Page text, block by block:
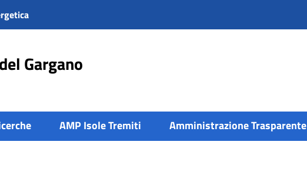
Gargano
AMP Isole Tremiti Amministrazione Trasparente